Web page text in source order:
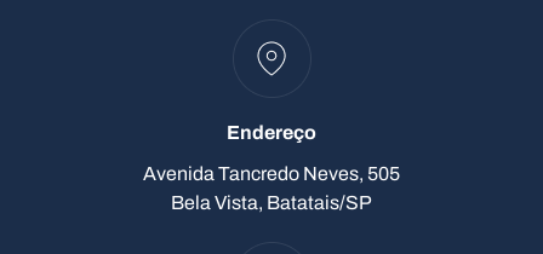
Endereço
Avenida Tancredo Neves, 505
Bela Vista, Batatais/SP